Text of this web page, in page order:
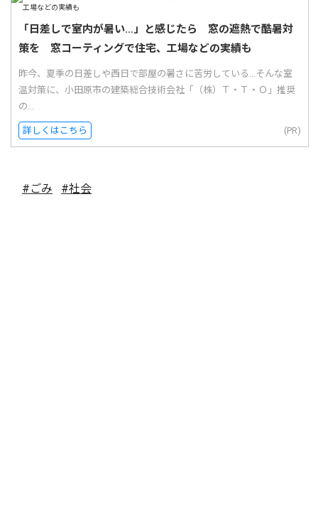
「日差しで室内が暑い…」と感じたら 窓の遮熱で酷暑対
策を 窓コーティングで住宅、工場などの実績も
昨今、夏季の日差しや西日で部屋の暑さに苦労している...そんな室
温対策に、小田原市の建築総合技術会社「（株）Ｔ・Ｔ・Ｏ」推奨
の...
詳しくはこちら (PR)
#ごみ #社会